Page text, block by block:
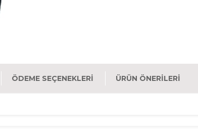
ÖDEME SEÇENEKLERI ÜRÜN ÖNERILERI